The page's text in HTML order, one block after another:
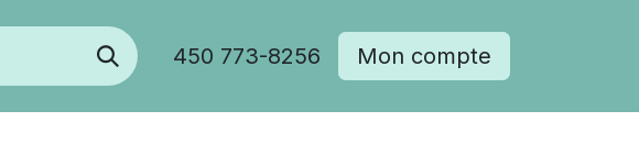
450 773-8256 Mon compte